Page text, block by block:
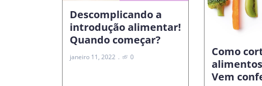
Descomplicando a
introdução alimentar!
Quando começar?
janeiro 11, 2022 0
Como
Vem